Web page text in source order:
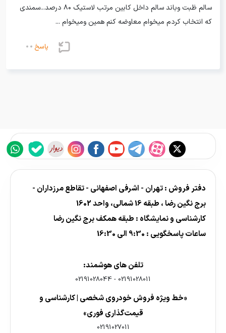
سالم ظبت وباند سالم داخل کابین مرتب لاستیک ۸۰ درصد...سمندی
که انتخاب کردم میخوام معاوضه کنم همین ومیخوام ...
پاسخ
دفتر فروش : تهران - اشرفی اصفهانی - تقاطع مرزداران -
برج نگین رضا ، طبقه 16 شمالی، واحد 1602
کارشناسی و نمایشگاه : طبقه همکف برج نگین رضا
ساعات پاسخگویی : 9:30 الی 16:30
تلفن های هوشمند:
02191028011
-
02191028044
«خط ویژه فروش خودروی شخصی | کارشناسی و
قیمت‌گذاری فوری»
02191027011